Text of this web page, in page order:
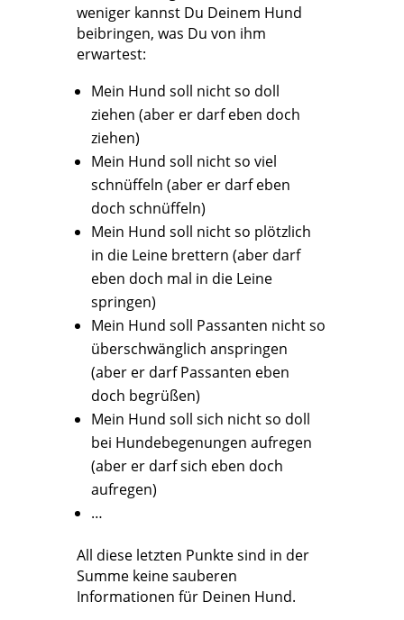
weniger kannst Du Deinem Hund
beibringen, was Du von ihm
erwartest:
Mein Hund soll nicht so doll
ziehen (aber er darf eben doch
ziehen)
Mein Hund soll nicht so viel
schnüffeln (aber er darf eben
doch schnüffeln)
Mein Hund soll nicht so plötzlich
in die Leine brettern (aber darf
eben doch mal in die Leine
springen)
Mein Hund soll Passanten nicht so
überschwänglich anspringen
(aber er darf Passanten eben
doch begrüßen)
Mein Hund soll sich nicht so doll
bei Hundebegenungen aufregen
(aber er darf sich eben doch
aufregen)
…
All diese letzten Punkte sind in der
Summe keine sauberen
Informationen für Deinen Hund.